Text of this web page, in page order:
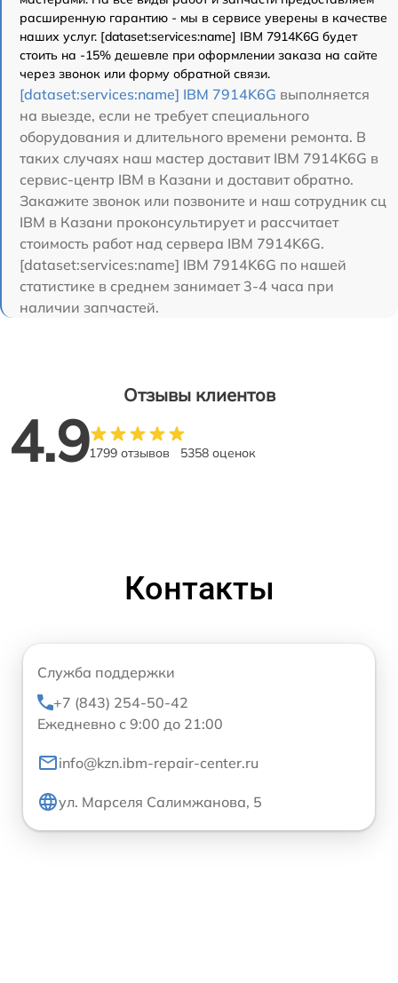
расширенную гарантию - мы в сервисе уверены в качестве
наших услуг. [dataset:services:name] IBM 7914K6G будет
стоить на -15% дешевле при оформлении заказа на сайте
через звонок или форму обратной связи.
[dataset:services:name] IBM 7914K6G выполняется
на выезде, если не требует специального
оборудования и длительного времени ремонта. В
таких случаях наш мастер доставит IBM 7914K6G в
сервис-центр IBM в Казани и доставит обратно.
Закажите звонок или позвоните и наш сотрудник сц
IBM в Казани проконсультирует и рассчитает
стоимость работ над сервера IBM 7914K6G.
[dataset:services:name] IBM 7914K6G по нашей
статистике в среднем занимает 3-4 часа при
наличии запчастей.
Отзывы клиентов
4.91799 отзывов 5358 оценок
Контакты
Служба поддержки
+7 (843) 254-50-42
Ежедневно с 9:00 до 21:00
info@kzn.ibm-repair-center.ru
ул. Марселя Салимжанова, 5